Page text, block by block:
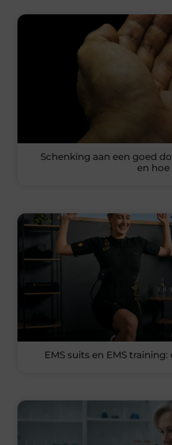
Schenking aan een goed
en
EMS suits en EMS